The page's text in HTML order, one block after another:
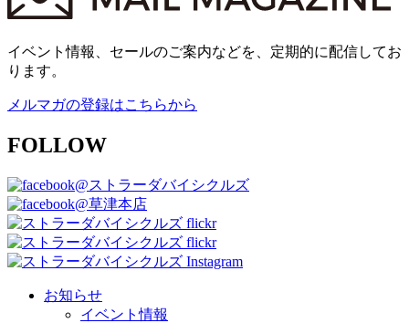
イベント情報、セールのご案内などを、定期的に配信してお
ります。
メルマガの登録はこちらから
FOLLOW
@ストラーダバイシクルズ
@草津本店
お知らせ
イベント情報